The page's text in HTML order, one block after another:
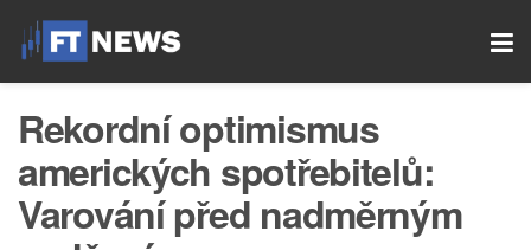
Rekordní optimismus
amerických spotřebitelů:
Varování před nadměrným